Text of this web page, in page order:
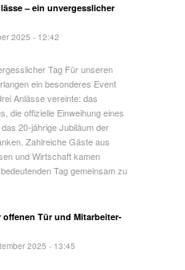
– ein unvergesslicher
2025 - 12:42
Tag Für unseren
ein besonderes Event
Anlässe vereinte: das
die offizielle Einweihung eines
20-jährige Jubiläum der
Zahlreiche Gäste aus
und Wirtschaft kamen
Tag gemeinsam zu
offenen Tür und Mitarbeiter-
2025 - 13:45